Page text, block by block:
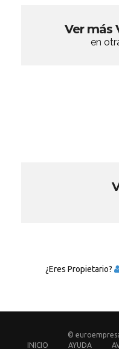
Ver más
en
¿Eres Propietario?
©
INICIO
AYUDA